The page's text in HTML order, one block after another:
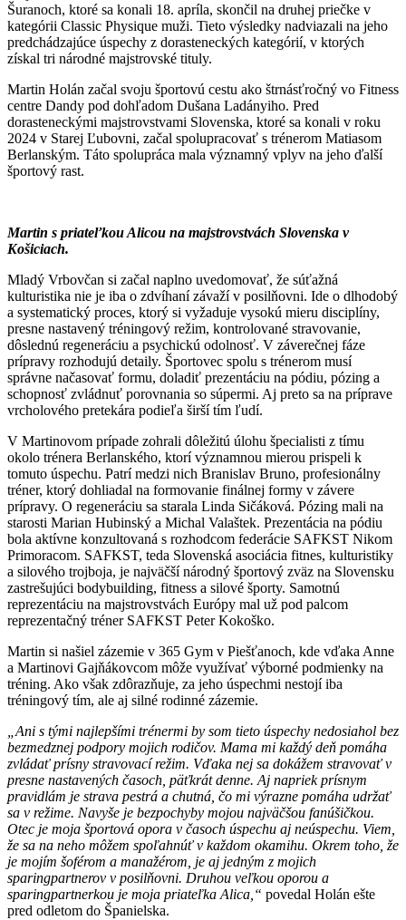
Šuranoch, ktoré sa konali 18. apríla, skončil na druhej priečke v
kategórii Classic Physique muži. Tieto výsledky nadviazali na jeho
predchádzajúce úspechy z dorasteneckých kategórií, v ktorých
získal tri národné majstrovské tituly.
Martin Holán začal svoju športovú cestu ako štrnásťročný vo Fitness
centre Dandy pod dohľadom Dušana Ladányiho. Pred
dorasteneckými majstrovstvami Slovenska, ktoré sa konali v roku
2024 v Starej Ľubovni, začal spolupracovať s trénerom Matiasom
Berlanským. Táto spolupráca mala významný vplyv na jeho ďalší
športový rast.
Martin s priateľkou Alicou na majstrovstvách Slovenska v
Košiciach.
Mladý Vrbovčan si začal naplno uvedomovať, že súťažná
kulturistika nie je iba o zdvíhaní závaží v posilňovni. Ide o dlhodobý
a systematický proces, ktorý si vyžaduje vysokú mieru disciplíny,
presne nastavený tréningový režim, kontrolované stravovanie,
dôslednú regeneráciu a psychickú odolnosť. V záverečnej fáze
prípravy rozhodujú detaily. Športovec spolu s trénerom musí
správne načasovať formu, doladiť prezentáciu na pódiu, pózing a
schopnosť zvládnuť porovnania so súpermi. Aj preto sa na príprave
vrcholového pretekára podieľa širší tím ľudí.
V Martinovom prípade zohrali dôležitú úlohu špecialisti z tímu
okolo trénera Berlanského, ktorí významnou mierou prispeli k
tomuto úspechu. Patrí medzi nich Branislav Bruno, profesionálny
tréner, ktorý dohliadal na formovanie finálnej formy v závere
prípravy. O regeneráciu sa starala Linda Sičáková. Pózing mali na
starosti Marian Hubinský a Michal Valaštek. Prezentácia na pódiu
bola aktívne konzultovaná s rozhodcom federácie SAFKST Nikom
Primoracom. SAFKST, teda Slovenská asociácia fitnes, kulturistiky
a silového trojboja, je najväčší národný športový zväz na Slovensku
zastrešujúci bodybuilding, fitness a silové športy. Samotnú
reprezentáciu na majstrovstvách Európy mal už pod palcom
reprezentačný tréner SAFKST Peter Kokoško.
Martin si našiel zázemie v 365 Gym v Piešťanoch, kde vďaka Anne
a Martinovi Gajňákovcom môže využívať výborné podmienky na
tréning. Ako však zdôrazňuje, za jeho úspechmi nestojí iba
tréningový tím, ale aj silné rodinné zázemie.
„Ani s tými najlepšími trénermi by som tieto úspechy nedosiahol bez
bezmedznej podpory mojich rodičov. Mama mi každý deň pomáha
zvládať prísny stravovací režim. Vďaka nej sa dokážem stravovať v
presne nastavených časoch, päťkrát denne. Aj napriek prísnym
pravidlám je strava pestrá a chutná, čo mi výrazne pomáha udržať
sa v režime. Navyše je bezpochyby mojou najväčšou fanúšičkou.
Otec je moja športová opora v časoch úspechu aj neúspechu. Viem,
že sa na neho môžem spoľahnúť v každom okamihu. Okrem toho, že
je mojím šoférom a manažérom, je aj jedným z mojich
sparingpartnerov v posilňovni. Druhou veľkou oporou a
sparingpartnerkou je moja priateľka Alica,“ povedal Holán ešte
pred odletom do Španielska.